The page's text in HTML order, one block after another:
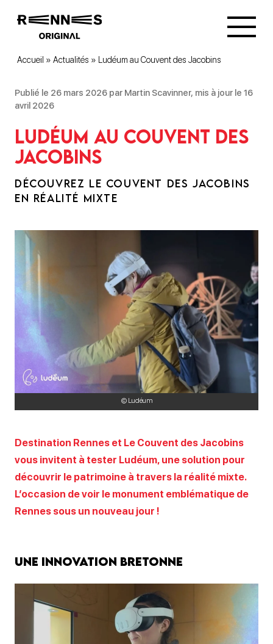
Accueil » Actualités » Ludéum au Couvent des Jacobins
Publié le 26 mars 2026 par Martin Scavinner, mis à jour le 16
avril 2026
Ludéum au Couvent des
Jacobins
DÉCOUVREZ LE COUVENT DES JACOBINS
EN RÉALITÉ MIXTE
© Ludéum
Destination Rennes et Le Couvent des Jacobins
vous invitent à tester Ludéum, une solution pour
découvrir le patrimoine à travers la réalité mixte.
L’occasion de voir le monument emblématique de
Rennes sous un nouveau jour !
Une innovation bretonne